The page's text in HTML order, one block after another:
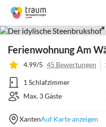
Ferienwohnung Am
4.99/5 45 Bewertungen
1 Schlafzimmer
Max. 3 Gäste
XantenAuf Karte anzeigen